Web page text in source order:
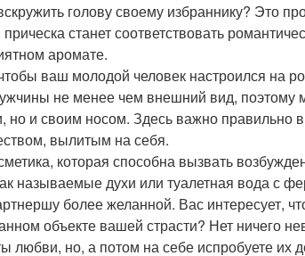
голову своему избраннику? Это
станет соответствовать
аромате.
ваш молодой человек настроился на
не менее чем внешний вид, поэтому
и своим носом. Здесь важно правильно
вылитым на себя.
которая способна вызвать
называемые духи или туалетная вода с
более желанной. Вас интересует,
объекте вашей страсти? Нет ничего
любви, но, а потом на себе испробуете их